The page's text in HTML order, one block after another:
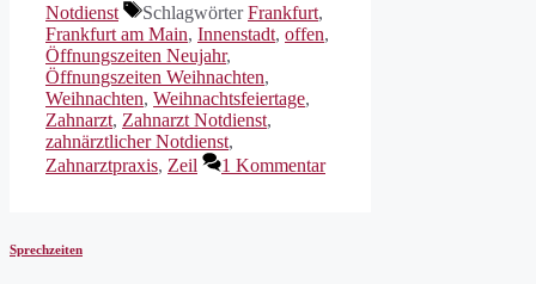
Notdienst
SchlagwörterFrankfurt,
Frankfurt am Main, Innenstadt, offen,
Öffnungszeiten Neujahr,
Öffnungszeiten Weihnachten,
Weihnachten, Weihnachtsfeiertage,
Zahnarzt, Zahnarzt Notdienst,
zahnärztlicher Notdienst,
Zahnarztpraxis, Zeil 1 Kommentar
Sprechzeiten